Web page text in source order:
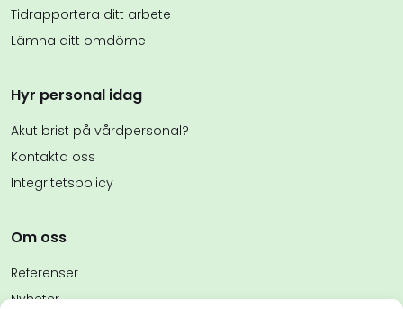
Tidrapportera ditt arbete
Lämna ditt omdöme
Hyr personal idag
Akut brist på vårdpersonal?
Kontakta oss
Integritetspolicy
Om oss
Referenser
Nyheter